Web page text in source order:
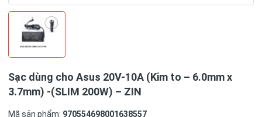
Sạc dùng cho Asus 20V-10A (Kim to – 6.0mm x
3.7mm) -(SLIM 200W) – ZIN
Mã sản phẩm: 970554698001638557